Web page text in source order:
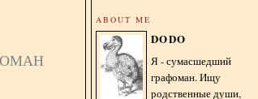
ABOUT ME
DODO
Я - сумасшедший
графоман. Ищу
родственные души,